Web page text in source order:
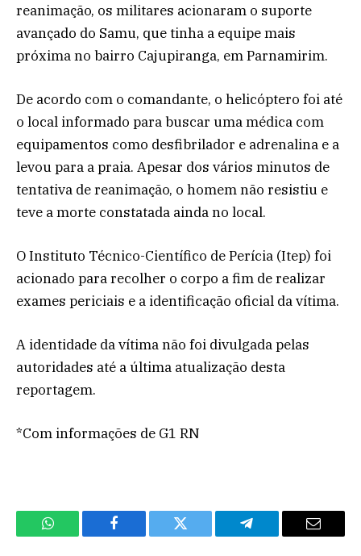
reanimação, os militares acionaram o suporte
avançado do Samu, que tinha a equipe mais
próxima no bairro Cajupiranga, em Parnamirim.
De acordo com o comandante, o helicóptero foi até
o local informado para buscar uma médica com
equipamentos como desfibrilador e adrenalina e a
levou para a praia. Apesar dos vários minutos de
tentativa de reanimação, o homem não resistiu e
teve a morte constatada ainda no local.
O Instituto Técnico-Científico de Perícia (Itep) foi
acionado para recolher o corpo a fim de realizar
exames periciais e a identificação oficial da vítima.
A identidade da vítima não foi divulgada pelas
autoridades até a última atualização desta
reportagem.
*Com informações de G1 RN
WhatsApp Facebook Twitter Telegram Email